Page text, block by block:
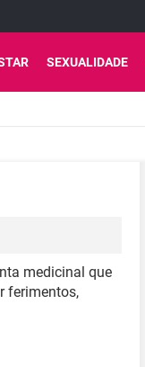
SEXUALIDADE
medicinal que
ferimentos,